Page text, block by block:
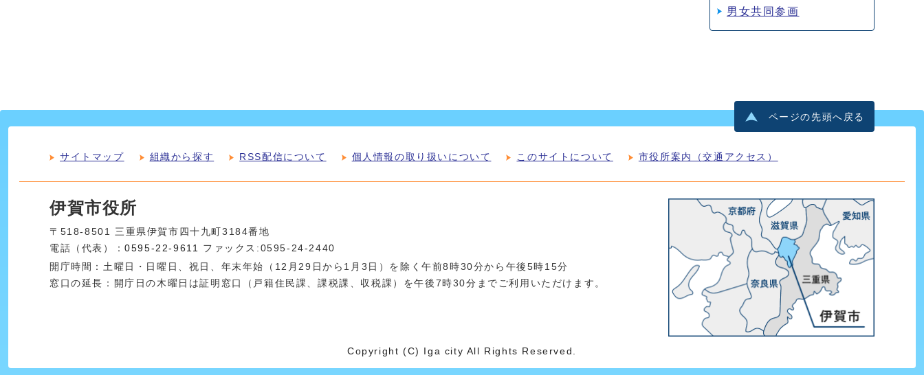
男女共同参画
ページの先頭へ戻る
サイトマップ 組織から探す RSS配信について 個人情報の取り扱いについて このサイトについて 市役所案内（交通アクセス）
伊賀市役所
〒518-8501 三重県伊賀市四十九町3184番地
電話（代表）：0595-22-9611 ファックス:0595-24-2440
開庁時間：土曜日・日曜日、祝日、年末年始（12月29日から1月3日）を除く午前8時30分から午後5時15分
窓口の延長：開庁日の木曜日は証明窓口（戸籍住民課、課税課、収税課）を午後7時30分までご利用いただけます。
Copyright (C) Iga city All Rights Reserved.